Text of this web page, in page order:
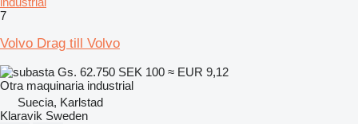
7
Volvo Drag till Volvo
Gs. 62.750 SEK 100 ≈ EUR 9,12
Otra maquinaria industrial
Suecia, Karlstad
Klaravik Sweden